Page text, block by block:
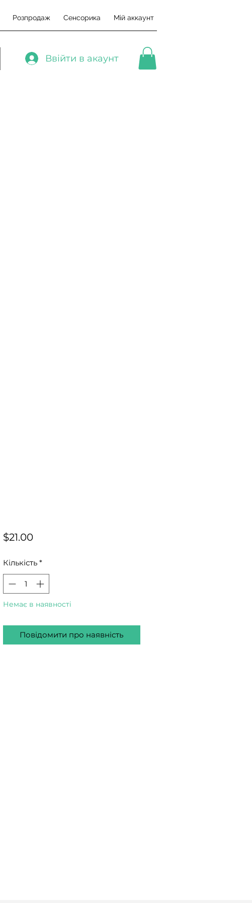
Ввійти в акаунт
Розпродаж Сенсорика Мій аккаунт
$21.00Ціна
Кількість *
Немає в наявності
Повідомити про наявність